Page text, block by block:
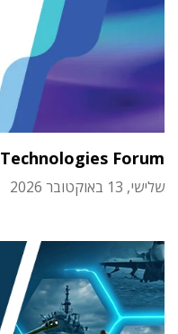
Forum
שלישי, 13 באוקטובר 2026